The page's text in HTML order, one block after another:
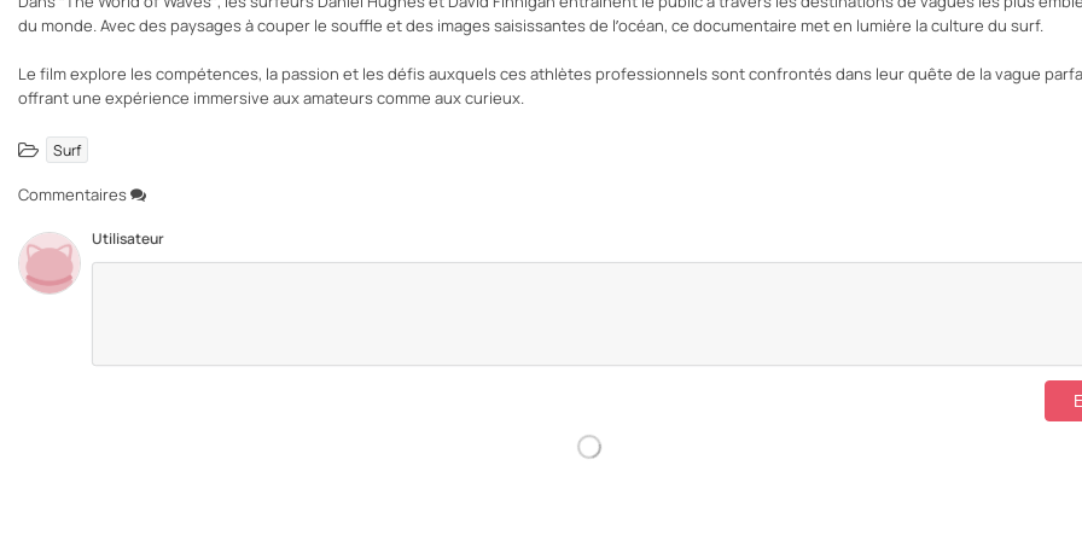
du monde. Avec des paysages à couper le souffle et des images saisissantes de l’océan, ce documentaire met en lumière la culture du surf.
Le film explore les compétences, la passion et les défis auxquels ces athlètes professionnels sont confrontés dans leur quête de la vague
offrant une expérience immersive aux amateurs comme aux curieux.
Surf
Commentaires
Utilisateur